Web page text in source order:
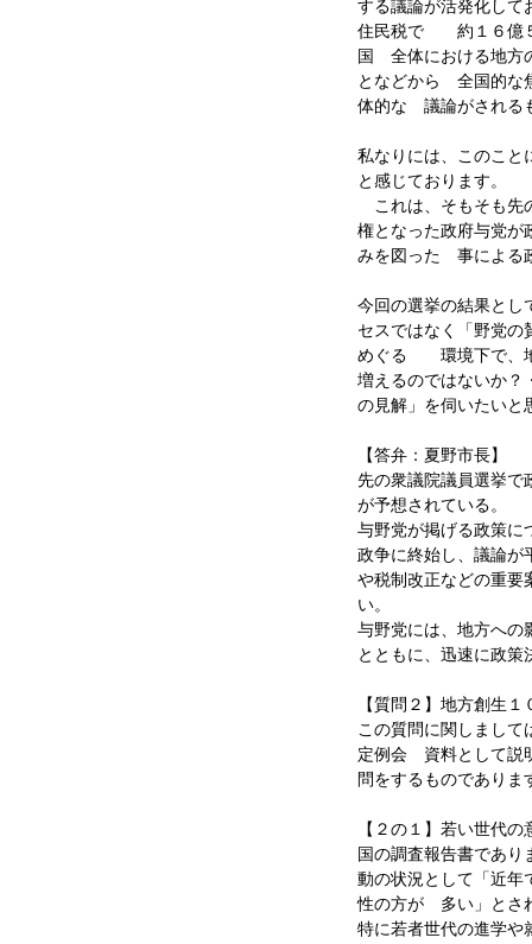
する議論が活発化し
住民税で 約１６億５
国 全体における地方
となどから 全国的な
体的な 議論がされる
私なりには、このこ
と感じております。
これは、そもそも先
権となった政府与党が
みを図った 事による
今回の選挙の結果とし
セスではなく「野党の
めぐる 環境下で、地
増えるのではないか？
の見解」を伺いたいと
【答弁：夏野市長】
先の衆議院議員選挙で
が予想されている。
与野党が掲げる政策に
政争に終始し、議論が
や税制改正などの重要
い。
与野党には、地方への
とともに、迅速に政策
【質問２】地方創生
この質問に関しまして
定例会 資料として説
問をするものでありま
【２の１】若い世代
国の調査報告書であり
動の状況として「近年
性の方が 多い」と
特に若者世代の進学や